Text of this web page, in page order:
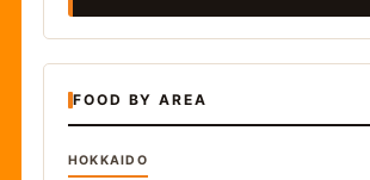
FOOD BY AREA
HOKKAIDO